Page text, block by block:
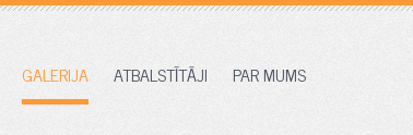
GALERIJA ATBALSTĪTĀJI PAR MUMS